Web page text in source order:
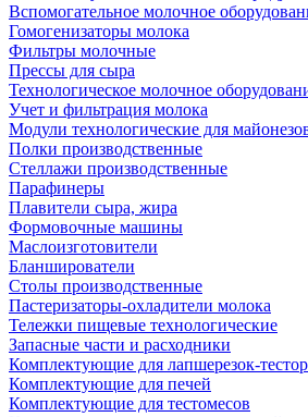
Вспомогательное молочное
Гомогенизаторы молока
Фильтры молочные
Прессы для сыра
Технологическое молочное
Учет и фильтрация молока
Модули технологические для
Полки производственные
Стеллажи производственные
Парафинеры
Плавители сыра, жира
Формовочные машины
Маслоизготовители
Бланширователи
Столы производственные
Пастеризаторы-охладители молока
Тележки пищевые технологические
Запасные части и расходники
Комплектующие для лапшерезок-
Комплектующие для печей
Комплектующие для тестомесов